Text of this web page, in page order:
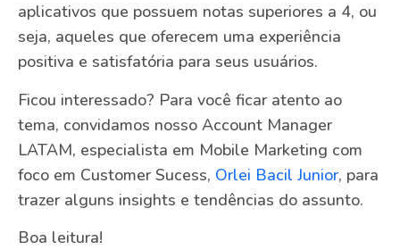
aplicativos que possuem notas superiores a 4, ou
seja, aqueles que oferecem uma experiência
positiva e satisfatória para seus usuários.
Ficou interessado? Para você ficar atento ao
tema, convidamos nosso Account Manager
LATAM, especialista em Mobile Marketing com
foco em Customer Sucess, Orlei Bacil Junior, para
trazer alguns insights e tendências do assunto.
Boa leitura!